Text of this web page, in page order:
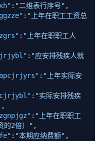
: "二维表行序号" ,
: "上年在职工工资总
: "上年在职职工人
: "应安排残疾人就
: "上年实际安
: "实际安排残疾
,
: "上年在职职工
的2倍）" ,
: "本期应纳费额" ,